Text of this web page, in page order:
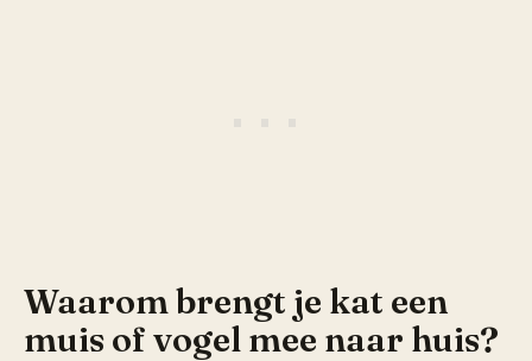
Waarom brengt je kat een
muis of vogel mee naar huis?